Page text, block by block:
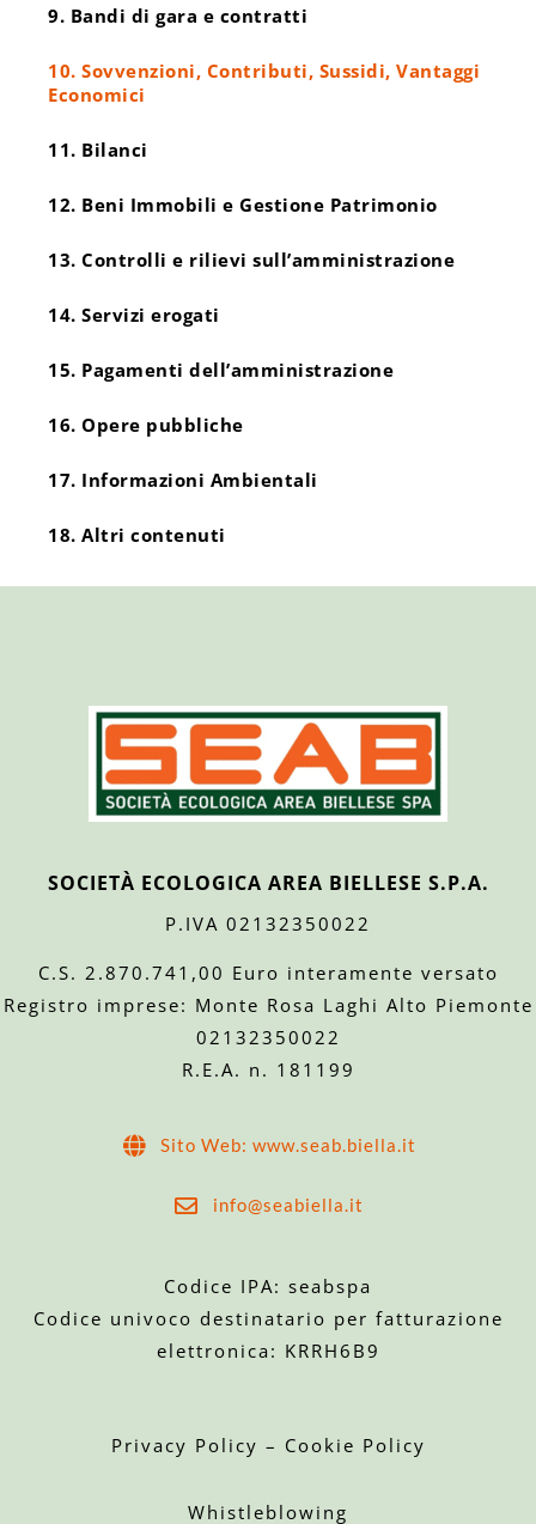
9. Bandi di gara e contratti
10. Sovvenzioni, Contributi, Sussidi, Vantaggi
Economici
11. Bilanci
12. Beni Immobili e Gestione Patrimonio
13. Controlli e rilievi sull’amministrazione
14. Servizi erogati
15. Pagamenti dell’amministrazione
16. Opere pubbliche
17. Informazioni Ambientali
18. Altri contenuti
SOCIETÀ ECOLOGICA AREA BIELLESE S.P.A.
P.IVA 02132350022
C.S. 2.870.741,00 Euro interamente versato
Registro imprese: Monte Rosa Laghi Alto Piemonte
02132350022
R.E.A. n. 181199
Sito Web: www.seab.biella.it
info@seabiella.it
Codice IPA: seabspa
Codice univoco destinatario per fatturazione
elettronica: KRRH6B9
Privacy Policy – Cookie Policy
Whistleblowing